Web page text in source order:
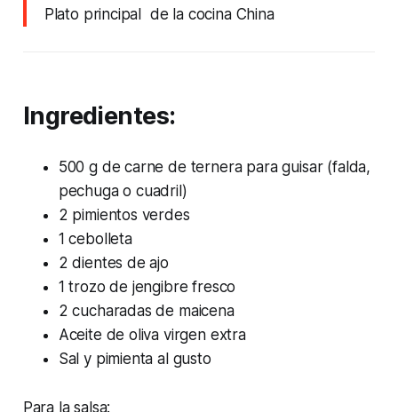
Plato principal de la cocina China
Ingredientes:
500 g de carne de ternera para guisar (falda,
pechuga o cuadril)
2 pimientos verdes
1 cebolleta
2 dientes de ajo
1 trozo de jengibre fresco
2 cucharadas de maicena
Aceite de oliva virgen extra
Sal y pimienta al gusto
Para la salsa: